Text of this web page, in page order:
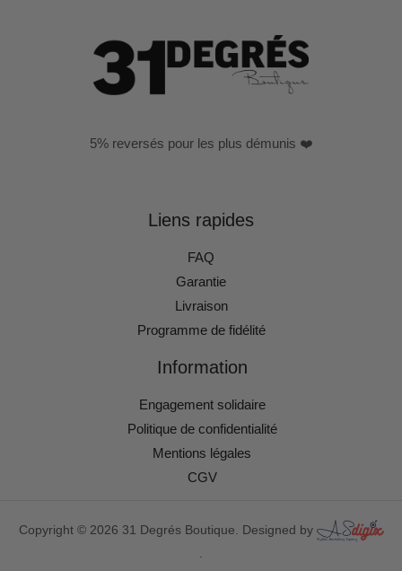
5% reversés pour les plus démunis ❤️
Liens rapides
FAQ
Garantie
Livraison
Programme de fidélité
Information
Engagement solidaire
Politique de confidentialité
Mentions légales
CGV
Copyright © 2026 31 Degrés Boutique. Designed by